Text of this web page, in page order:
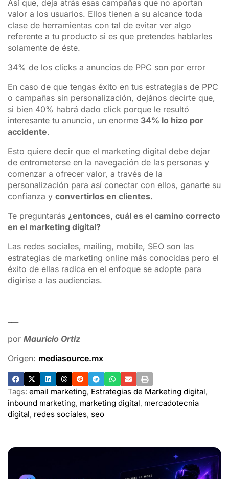
Así que, deja atrás esas campañas que no aportan
valor a los usuarios. Ellos tienen a su alcance toda
clase de herramientas con tal de evitar ver algo
referente a tu producto si es que pretendes hablarles
solamente de éste.
34% de los clicks a anuncios de PPC son por error
En caso de que tengas éxito en tus estrategias de PPC
o campañas sin personalización, dejános decirte que,
si bien 40% habrá dado click porque le resultó
interesante tu anuncio, un enorme 34% lo hizo por
accidente.
Esto quiere decir que el marketing digital debe dejar
de entrometerse en la navegación de las personas y
comenzar a ofrecer valor, a través de la
personalización para así conectar con ellos, ganarte su
confianza y convertirlos en clientes.
Te preguntarás ¿entonces, cuál es el camino correcto
en el marketing digital?
Las redes sociales, mailing, mobile, SEO son las
estrategias de marketing online más conocidas pero el
éxito de ellas radica en el enfoque se adopte para
digirise a las audiencias.
por Mauricio Ortiz
Origen: mediasource.mx
Tags: email marketing, Estrategias de Marketing digital,
inbound marketing, marketing digital, mercadotecnia
digital, redes sociales, seo